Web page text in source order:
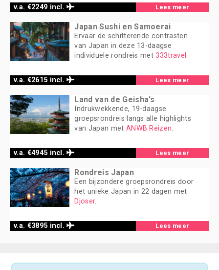
v.a. €2249 incl. Lees meer
v.a. €2615 incl.
Japan Sushi en Samoerai
Ervaar de schitterende contrasten
van Japan in deze 13-daagse
individuele rondreis met333travel.
Lees meer
v.a. €4945 incl.
Land van de Geisha's
Indrukwekkende, 19-daagse
groepsrondreis langs alle highlights
van Japan met ANWB Reizen.
Lees meer
v.a. €3895 incl.
Rondreis Japan
Een bijzondere groepsrondreis door
het unieke Japan in 22 dagen met
Djoser.
Lees meer